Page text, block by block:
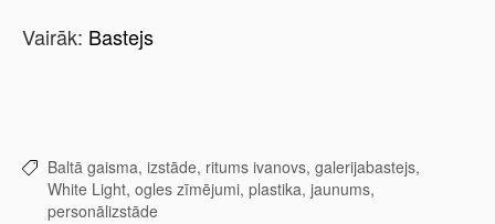
Vairāk: Bastejs
Baltā gaisma, izstāde, ritums ivanovs, galerijabastejs,
White Light, ogles zīmējumi, plastika, jaunums,
personālizstāde